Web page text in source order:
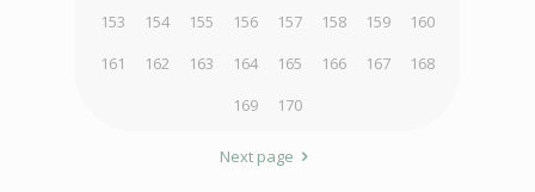
153
154 155 156 157 158 159
160
161
162 163 164 165 166 167
168
169
170
Next page